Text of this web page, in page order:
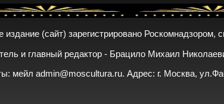
издание (сайт) зарегистрировано
и главный редактор - Брацило Михаил
мейл admin@moscultura.ru. Адрес: г. Москва,